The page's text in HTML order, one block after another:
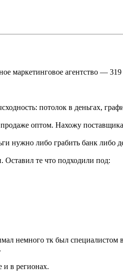
маркетинговое агентство —
потолок в деньгах,
оптом. Нахожу
нужно либо грабить банк либо
Оставил те что подходили под:
немного тк был
и в регионах.